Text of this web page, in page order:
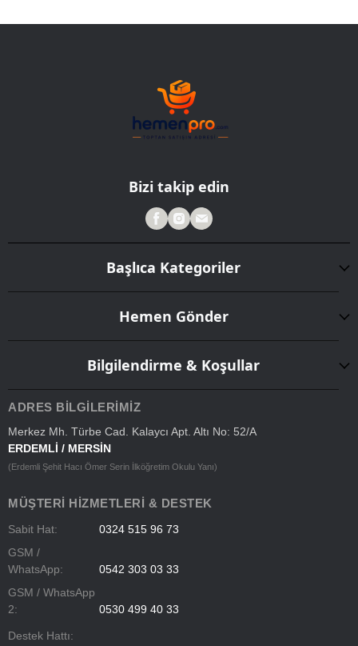
Bizi takip edin
Başlıca Kategoriler
Hemen Gönder
Bilgilendirme & Koşullar
ADRES BILGILERIMIZ
Merkez Mh. Türbe Cad. Kalaycı Apt. Altı No: 52/A
ERDEMLİ / MERSİN
(Erdemli Şehit Hacı Ömer Serin İlköğretim Okulu Yanı)
MÜŞTERI HIZMETLERI & DESTEK
Sabit Hat:
0324 515 96 73
GSM /
WhatsApp:
0542 303 03 33
GSM / WhatsApp
2:
0530 499 40 33
Destek Hattı: